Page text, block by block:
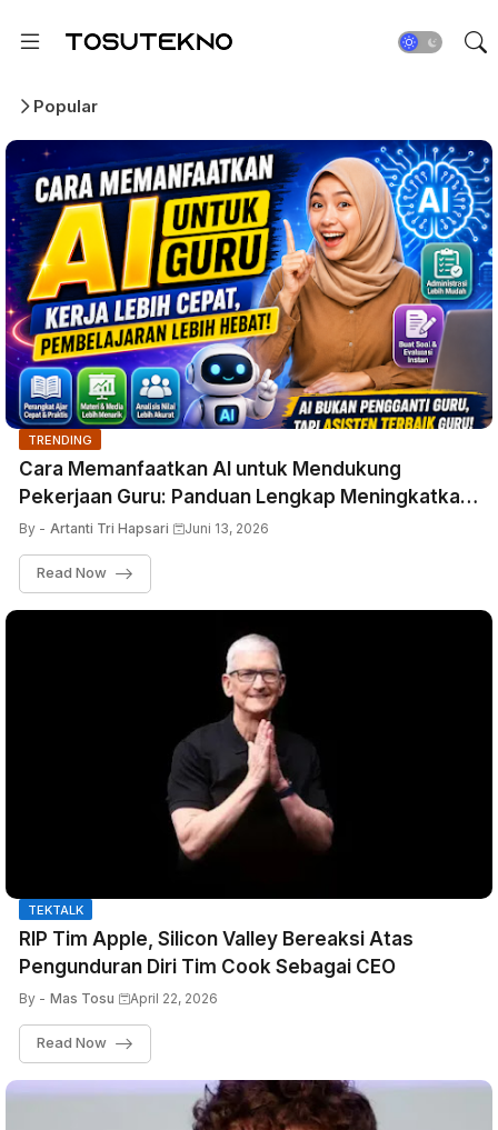
Popular
TRENDING
Cara Memanfaatkan AI untuk Mendukung
Pekerjaan Guru: Panduan Lengkap Meningkatkan
Produktivitas dan Kualitas Pembelajaran
By - Artanti Tri Hapsari Juni 13, 2026
Read Now
TEKTALK
RIP Tim Apple, Silicon Valley Bereaksi Atas
Pengunduran Diri Tim Cook Sebagai CEO
By - Mas Tosu April 22, 2026
Read Now